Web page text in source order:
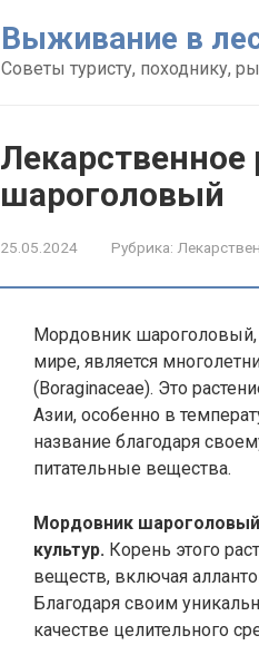
Выживание в
Советы туристу, походнику,
шароголовый
25.05.2024 Рубрика:
Мордовник шароголовый,
мире, является
(Boraginaceae). Это
Азии, особенно в
название благодаря
питательные вещества.
Мордовник
культур. Корень этого
веществ, включая
Благодаря своим
качестве целительного